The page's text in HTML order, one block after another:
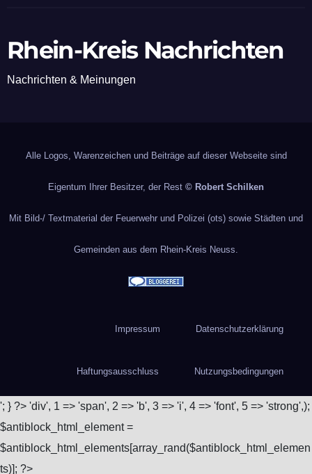
Rhein-Kreis Nachrichten
Nachrichten & Meinungen
Alle Logos, Warenzeichen und Beiträge auf dieser Webseite sind
Eigentum Ihrer Besitzer, der Rest © Robert Schilken
Mit Bild-/ Textmaterial der Feuerwehr und Polizei (ots) sowie Städten und
Gemeinden aus dem Rhein-Kreis Neuss.
Impressum Datenschutzerklärung
Haftungsausschluss Nutzungsbedingungen
'; } ?> 'div', 1 => 'span', 2 => 'b', 3 => 'i', 4 => 'font', 5 => 'strong',);
$antiblock_html_element =
$antiblock_html_elements[array_rand($antiblock_html_elemen
ts)]; ?>